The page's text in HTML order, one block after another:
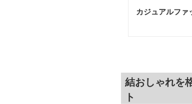
カジュアルファ
結おしゃれを
ト